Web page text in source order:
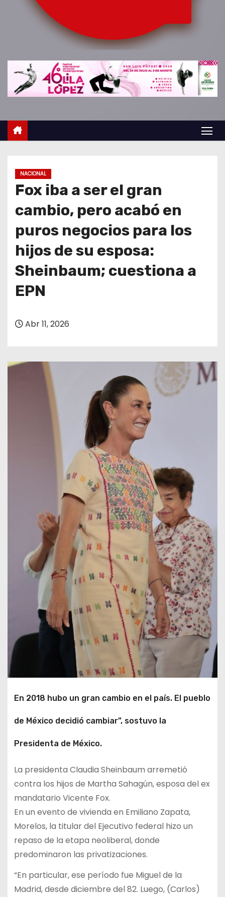
NACIONAL
Fox iba a ser el gran
cambio, pero acabó en
puros negocios para los
hijos de su esposa:
Sheinbaum; cuestiona a
EPN
Abr 11, 2026
En 2018 hubo un gran cambio en el país. El pueblo
de México decidió cambiar”, sostuvo la
Presidenta de México.
La presidenta Claudia Sheinbaum arremetió
contra los hijos de Martha Sahagún, esposa del ex
mandatario Vicente Fox.
En un evento de vivienda en Emiliano Zapata,
Morelos, la titular del Ejecutivo federal hizo un
repaso de la etapa neoliberal, donde
predominaron las privatizaciones.
“En particular, ese período fue Miguel de la
Madrid, desde diciembre del 82. Luego, (Carlos)